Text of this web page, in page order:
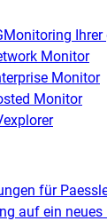
Monitoring
Monitor
Monitor
Monitor
für
auf ein neues